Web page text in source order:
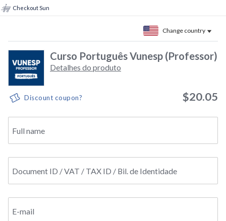
Checkout Sun
Change country
Curso Português Vunesp (Professor)
Detalhes do produto
Discount coupon? $20.05
Full name
Document ID / VAT / TAX ID / Bil. de Identidade
E-mail